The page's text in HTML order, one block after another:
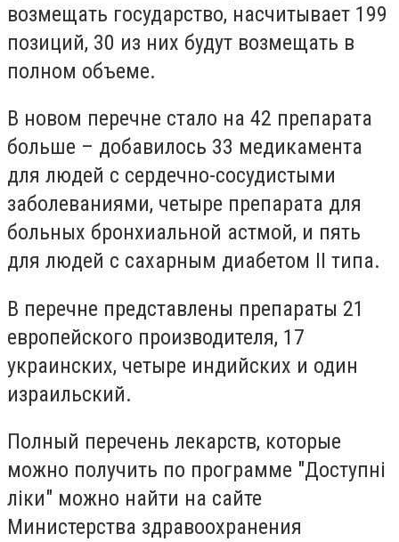
возмещать государство, насчитывает 199
позиций, 30 из них будут возмещать в
полном объеме.
В новом перечне стало на 42 препарата
больше – добавилось 33 медикамента
для людей с сердечно-сосудистыми
заболеваниями, четыре препарата для
больных бронхиальной астмой, и пять
для людей с сахарным диабетом II типа.
В перечне представлены препараты 21
европейского производителя, 17
украинских, четыре индийских и один
израильский.
Полный перечень лекарств, которые
можно получить по программе "Доступні
ліки" можно найти на сайте
Министерства здравоохранения